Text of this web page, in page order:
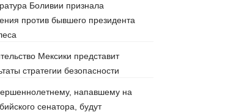
Боливии признала
против бывшего президента
Мексики представит
стратегии безопасности
напавшему на
сенатора, будут